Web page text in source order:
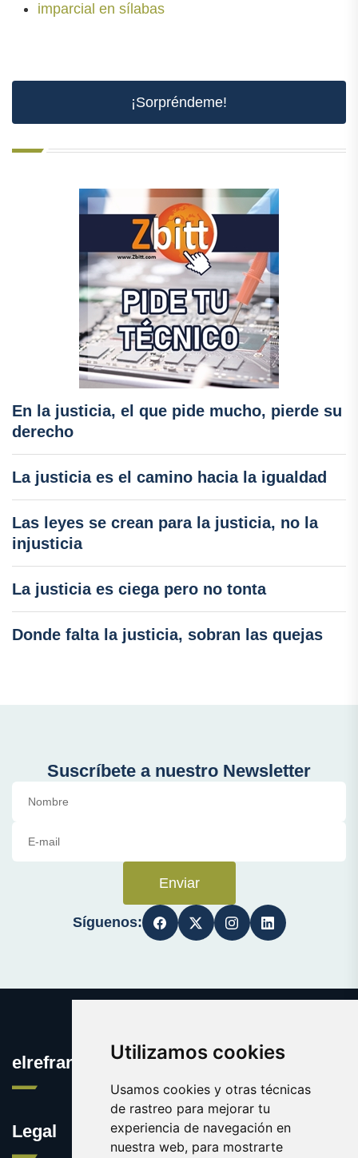
Utilizamos cookies
Usamos cookies y otras técnicas
de rastreo para mejorar tu
experiencia de navegación en
nuestra web, para mostrarte
imparcial en sílabas
¡Sorpréndeme!
En la justicia, el que pide mucho, pierde su
derecho
La justicia es el camino hacia la igualdad
Las leyes se crean para la justicia, no la
injusticia
La justicia es ciega pero no tonta
Donde falta la justicia, sobran las quejas
Suscríbete a nuestro Newsletter
Enviar
Síguenos:
elrefranero.es
Legal